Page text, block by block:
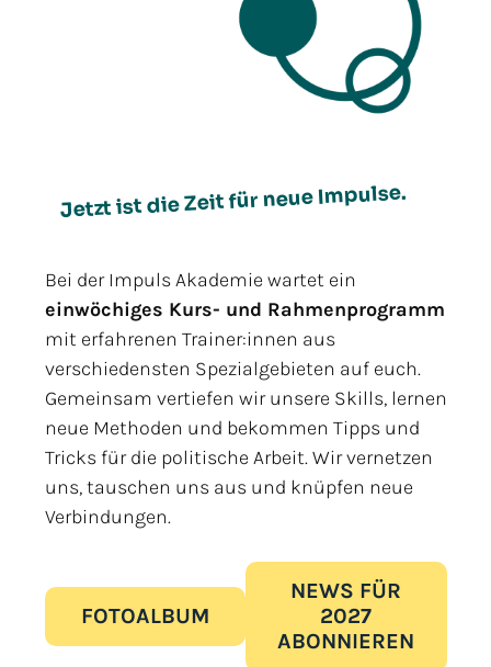
Jetzt ist die Zeit für neue Impulse.
Bei der Impuls Akademie wartet ein
einwöchiges Kurs- und Rahmenprogramm
mit erfahrenen Trainer:innen aus
verschiedensten Spezialgebieten auf euch.
Gemeinsam vertiefen wir unsere Skills, lernen
neue Methoden und bekommen Tipps und
Tricks für die politische Arbeit. Wir vernetzen
uns, tauschen uns aus und knüpfen neue
Verbindungen.
FOTOALBUM
NEWS FÜR
2027
ABONNIEREN